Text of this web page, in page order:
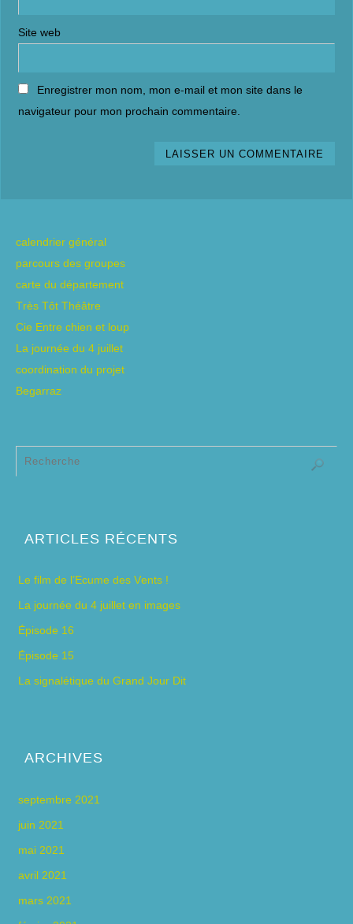
Site web
Enregistrer mon nom, mon e-mail et mon site dans le
navigateur pour mon prochain commentaire.
calendrier général
parcours des groupes
carte du département
Très Tôt Théâtre
Cie Entre chien et loup
La journée du 4 juillet
coordination du projet
Begarraz
ARTICLES RÉCENTS
Le film de l’Ecume des Vents !
La journée du 4 juillet en images
Épisode 16
Épisode 15
La signalétique du Grand Jour Dit
ARCHIVES
septembre 2021
juin 2021
mai 2021
avril 2021
mars 2021